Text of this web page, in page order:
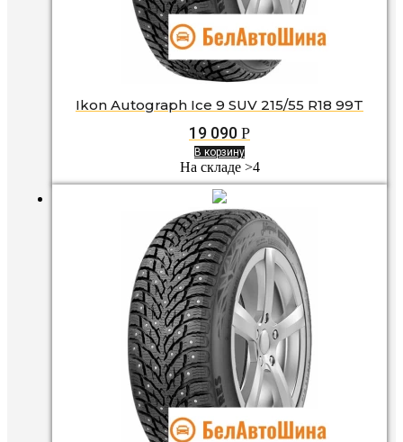
Ikon Autograph Ice 9 SUV 215/55 R18 99T
19 090 Р
В корзину
На складе >4